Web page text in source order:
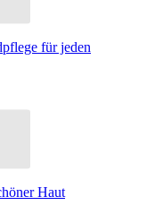
für jeden
Haut